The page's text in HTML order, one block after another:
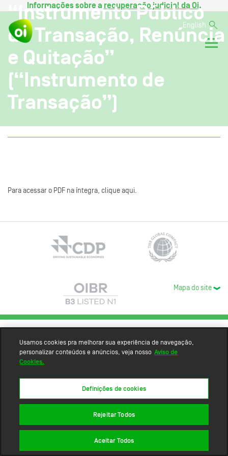
Informações sobre a recuperação judicial da Oi.
English
“Instrumento Público
de Transação, Renúncia
e Quitação”
(“Instrumento de
Transação”)
Para acessar o PDF na íntegra, clique aqui.
Mapa do site
Usamos cookies pra melhorar sua experiência de navegação,
personalizar conteúdos e anúncios, veja nosso Aviso de
Cookies.
Definições de cookies
Rejeitar Todos
Aceitar Todos